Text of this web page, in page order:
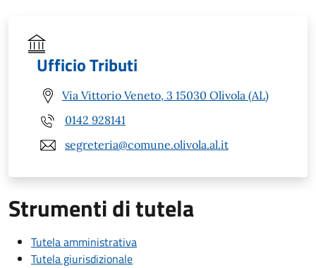
Ufficio Tributi
Via Vittorio Veneto, 3 15030 Olivola (AL)
0142 928141
segreteria@comune.olivola.al.it
Strumenti di tutela
Tutela amministrativa
Tutela giurisdizionale